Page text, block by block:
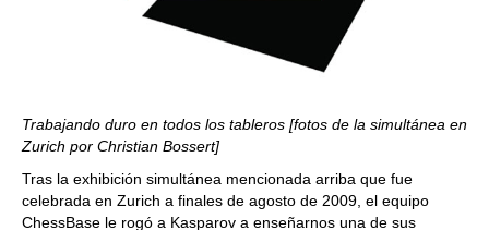
Trabajando duro en todos los tableros [fotos de la simultánea en
Zurich por Christian Bossert]
Tras la exhibición simultánea mencionada arriba que fue
celebrada en Zurich a finales de agosto de 2009, el equipo
ChessBase le rogó a Kasparov a enseñarnos una de sus